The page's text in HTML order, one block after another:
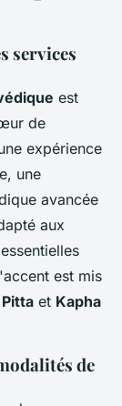
services
est
de
expérience
une
avancée
aux
est mis
Pitta et Kapha
de